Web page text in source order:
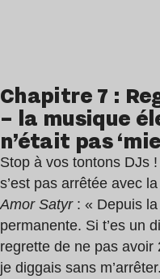
Chapitre 7 :
– la musique
n’était pas
Stop à vos tontons DJs
s’est pas arrêtée avec
Amor Satyr: « Depuis la
permanente. Si t’es un
regrette de ne pas avoir
je diggais sans